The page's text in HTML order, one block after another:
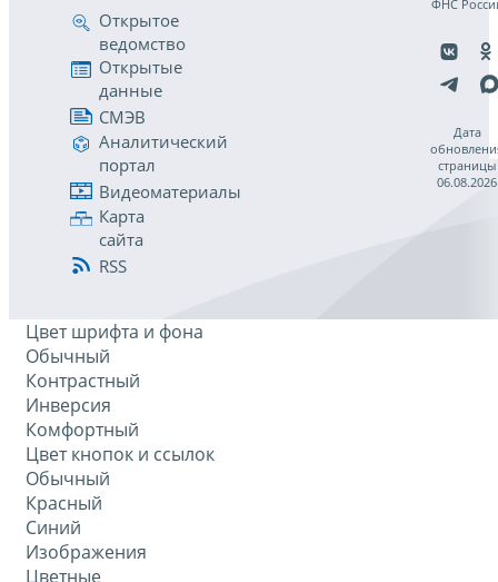
Открытое
ведомство
Открытые
данные
СМЭВ
Аналитический
портал
Видеоматериалы
Карта
сайта
RSS
ФНС
Дата
страницы
06.08.2026
Цвет шрифта и фона
Обычный
Контрастный
Инверсия
Комфортный
Цвет кнопок и ссылок
Обычный
Красный
Синий
Изображения
Цветные